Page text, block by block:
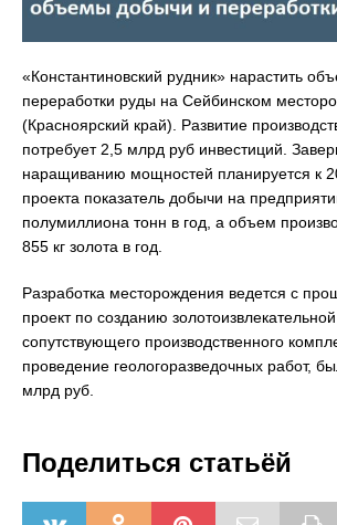
«Константиновский рудник» нарастить
переработки руды на Сейбинском
(Красноярский край). Развитие
потребует 2,5 млрд руб инвестиций.
наращиванию мощностей планируется к
проекта показатель добычи на
полумиллиона тонн в год, а объем
855 кг золота в год.
Разработка месторождения ведется с
проект по созданию
сопутствующего производственного
проведение геологоразведочных работ,
млрд руб.
Поделиться статьёй